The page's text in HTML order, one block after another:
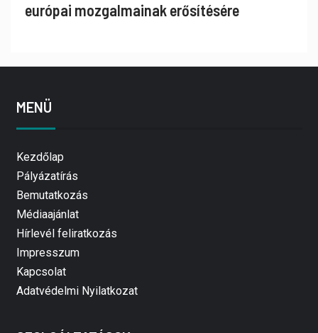
európai mozgalmainak erősítésére
MENÜ
Kezdőlap
Pályázatírás
Bemutatkozás
Médiaajánlat
Hírlevél feliratkozás
Impresszum
Kapcsolat
Adatvédelmi Nyilatkozat